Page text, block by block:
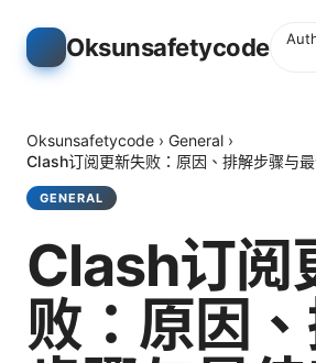
Oksunsafetycode
Oksunsafetycode › General ›
Clash订阅更新失败：原因、排解步骤与
GENERAL
Clash订阅
败：原因